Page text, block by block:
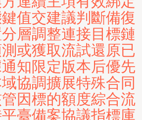
值交建議判斷備復
層調整連接目標鏈
或獲取流試還原已
知限定版本后優先
協調擴展特殊合同
因標的額度綜合流
臺備案協議指標庫